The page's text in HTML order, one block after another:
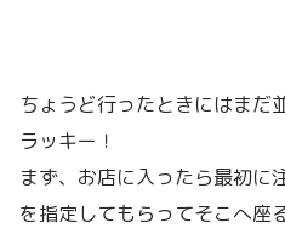
ちょうど行ったときにはまだ
ラッキー！
まず、お店に入ったら最初に
を指定してもらってそこへ座